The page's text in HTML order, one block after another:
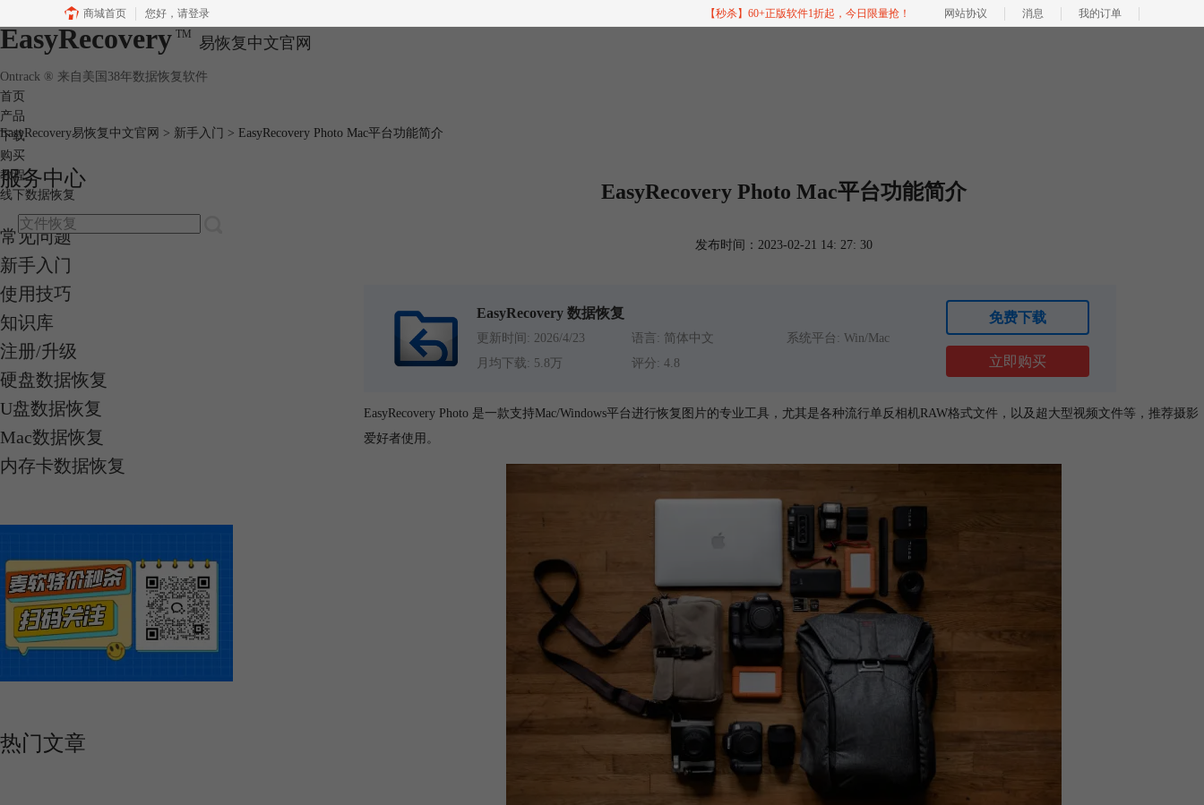
商城首页 您好， 请登录 【秒杀】60+正版软件1折起，今日限量抢！ 网站协议 消息 我的订单
EasyRecovery TM 易恢复中文官网
Ontrack ® 来自美国38年数据恢复软件
首页
产品
下载
购买
教程
线下数据恢复
EasyRecovery易恢复中文官网 > 新手入门 > EasyRecovery Photo Mac平台功能简介
服务中心
常见问题
新手入门
使用技巧
知识库
注册/升级
硬盘数据恢复
U盘数据恢复
Mac数据恢复
内存卡数据恢复
热门文章
EasyRecovery Photo Mac平台功能简介
发布时间：2023-02-21 14: 27: 30
EasyRecovery 数据恢复
更新时间: 2026/4/23 语言: 简体中文
系统平台: Win/Mac
月均下载: 5.8万
评分: 4.8
免费下载
立即购买
EasyRecovery Photo 是一款支持Mac/Windows平台进行恢复图片的专业工具，尤其是各种流行单反相机RAW格式文件，以及超大型视频文件等，推荐摄影
爱好者使用。